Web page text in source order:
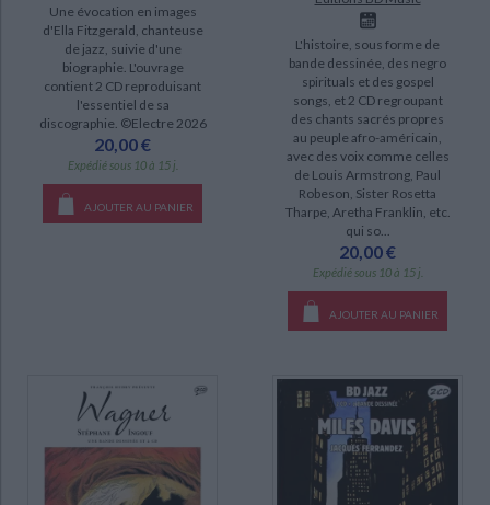
Miles Davis (1)
Ragtime's folies (1)
Ray Charles (1)
Thelonious Monk (1)
Woody Allen (1)
DISPONIBILITÉ
Une évocation en images
d'Ella Fitzgerald, chanteuse
de jazz, suivie d'une
biographie. L'ouvrage
contient 2 CD reproduisant
l'essentiel de sa
discographie. ©Electre 2026
20,00 €
Expédié sous 10 à 15 j.
AJOUTER AU PANIER
L'histoire, sous forme de
bande dessinée, des negro
spirituals et des gospel
songs, et 2 CD regroupant
des chants sacrés propres
au peuple afro-américain,
avec des voix comme celles
de Louis Armstrong, Paul
Robeson, Sister Rosetta
Tharpe, Aretha Franklin, etc.
qui so...
20,00 €
Expédié sous 10 à 15 j.
AJOUTER AU PANIER